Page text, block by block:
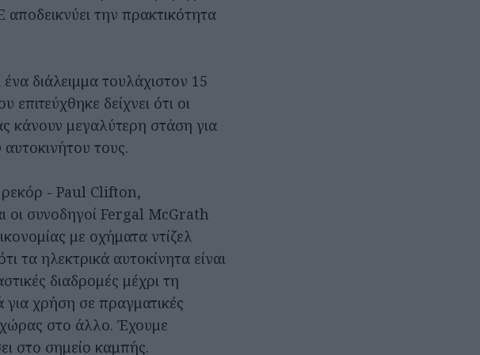
την πρακτικότητα
διάλειμμα τουλάχιστον 15
δείχνει ότι οι
κάνουν μεγαλύτερη στάση για
τους.
ρεκόρ - Paul Clifton,
οι συνοδηγοί Fergal McGrath
με οχήματα ντίζελ
τα ηλεκτρικά αυτοκίνητα είναι
διαδρομές μέχρι τη
χρήση σε πραγματικές
στο άλλο. Έχουμε
στο σημείο καμπής.